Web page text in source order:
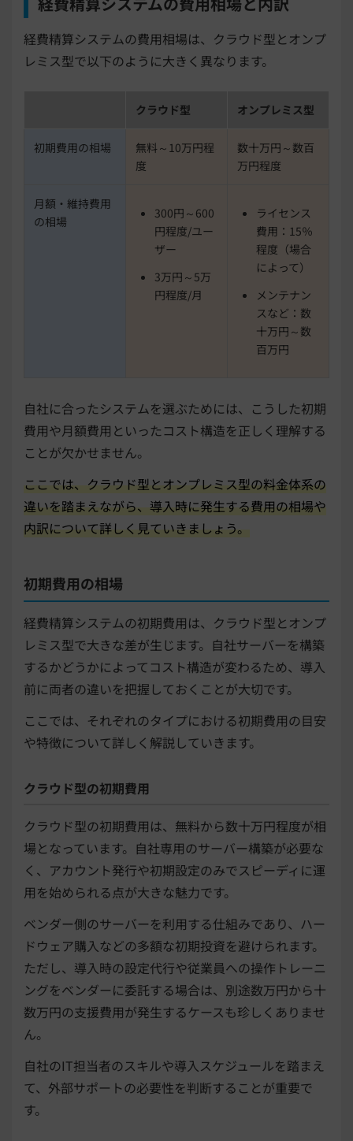
経費精算システムの費用相場は、クラウド型とオンプ
レミス型で以下のように大きく異なります。
クラウド型 オンプレミス型
初期費用の相場
無料～10万円程
度
数十万円～数百
万円程度
月額・維持費用
の相場
300円～600
円程度/ユー
ザー
3万円～5万
円程度/月
ライセンス
費用：15％
程度（場合
によって）
メンテナン
スなど：数
十万円～数
百万円
自社に合ったシステムを選ぶためには、こうした初期
費用や月額費用といったコスト構造を正しく理解する
ことが欠かせません。
ここでは、クラウド型とオンプレミス型の料金体系の
違いを踏まえながら、導入時に発生する費用の相場や
内訳について詳しく見ていきましょう。
初期費用の相場
経費精算システムの初期費用は、クラウド型とオンプ
レミス型で大きな差が生じます。自社サーバーを構築
するかどうかによってコスト構造が変わるため、導入
前に両者の違いを把握しておくことが大切です。
ここでは、それぞれのタイプにおける初期費用の目安
や特徴について詳しく解説していきます。
クラウド型の初期費用
クラウド型の初期費用は、無料から数十万円程度が相
場となっています。自社専用のサーバー構築が必要な
く、アカウント発行や初期設定のみでスピーディに運
用を始められる点が大きな魅力です。
ベンダー側のサーバーを利用する仕組みであり、ハー
ドウェア購入などの多額な初期投資を避けられます。
ただし、導入時の設定代行や従業員への操作トレーニ
ングをベンダーに委託する場合は、別途数万円から十
数万円の支援費用が発生するケースも珍しくありませ
ん。
自社のIT担当者のスキルや導入スケジュールを踏まえ
て、外部サポートの必要性を判断することが重要で
す。